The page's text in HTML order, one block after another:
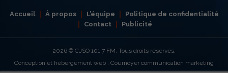
Accueil À propos L’équipe
Politique de confidentialité
Contact
Publicité
2026 © CJSO 101,7 FM. Tous droits réservés.
Conception et hébergement web : Cournoyer communication marketing